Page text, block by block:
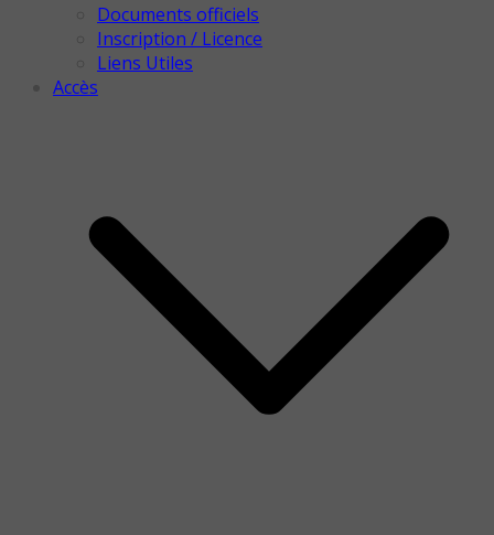
Documents officiels
Inscription / Licence
Liens Utiles
Accès